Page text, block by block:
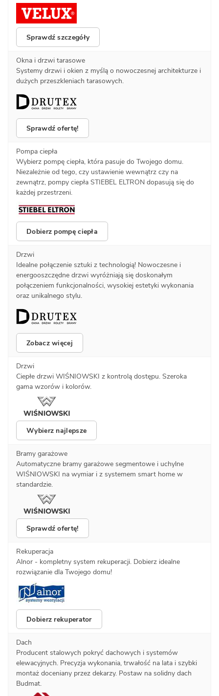
Sprawdź szczegóły
Okna i drzwi tarasowe
Systemy drzwi i okien z myślą o nowoczesnej architekturze i
dużych przeszkleniach tarasowych.
Sprawdź ofertę!
Pompa ciepła
Wybierz pompę ciepła, która pasuje do Twojego domu.
Niezależnie od tego, czy ustawienie wewnątrz czy na
zewnątrz, pompy ciepła STIEBEL ELTRON dopasują się do
każdej przestrzeni.
Dobierz pompę ciepła
Drzwi
Idealne połączenie sztuki z technologią! Nowoczesne i
energooszczędne drzwi wyróżniają się doskonałym
połączeniem funkcjonalności, wysokiej estetyki wykonania
oraz unikalnego stylu.
Zobacz więcej
Drzwi
Ciepłe drzwi WIŚNIOWSKI z kontrolą dostępu. Szeroka
gama wzorów i kolorów.
Wybierz najlepsze
Bramy garażowe
Automatyczne bramy garażowe segmentowe i uchylne
WIŚNIOWSKI na wymiar i z systemem smart home w
standardzie.
Sprawdź ofertę!
Rekuperacja
Alnor - kompletny system rekuperacji. Dobierz idealne
rozwiązanie dla Twojego domu!
Dobierz rekuperator
Dach
Producent stalowych pokryć dachowych i systemów
elewacyjnych. Precyzja wykonania, trwałość na lata i szybki
montaż doceniany przez dekarzy. Postaw na solidny dach
Budmat.